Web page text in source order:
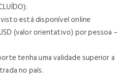
está disponível online
(valor orientativo) por pessoa –
tenha uma validade superior a
no país.